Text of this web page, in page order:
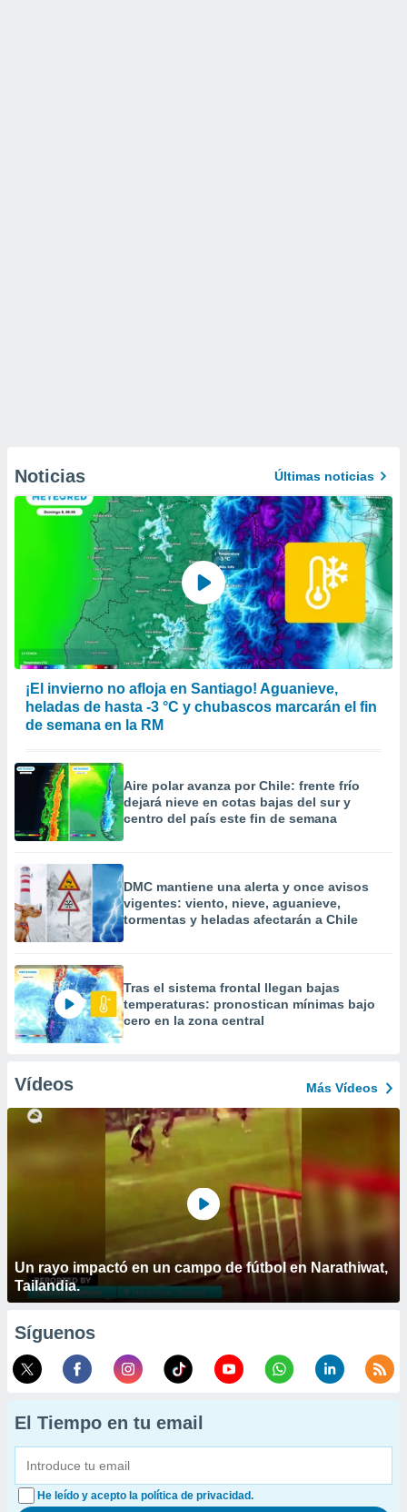
Noticias Últimas noticias
¡El invierno no afloja en Santiago! Aguanieve,
heladas de hasta -3 °C y chubascos marcarán el fin
de semana en la RM
Aire polar avanza por Chile: frente frío
dejará nieve en cotas bajas del sur y
centro del país este fin de semana
DMC mantiene una alerta y once avisos
vigentes: viento, nieve, aguanieve,
tormentas y heladas afectarán a Chile
Tras el sistema frontal llegan bajas
temperaturas: pronostican mínimas bajo
cero en la zona central
Vídeos Más Vídeos
Un rayo impactó en un campo de fútbol en Narathiwat,
Tailandia.
Síguenos
El Tiempo en tu email
He leído y acepto la política de privacidad.